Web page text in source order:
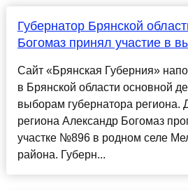
Губернатор Брянской
Богомаз принял участие в
Сайт «Брянская Губерния»
в Брянской области основной
выборам губернатора региона.
региона Александр Богомаз
участке №896 в родном селе
района. Губерн...